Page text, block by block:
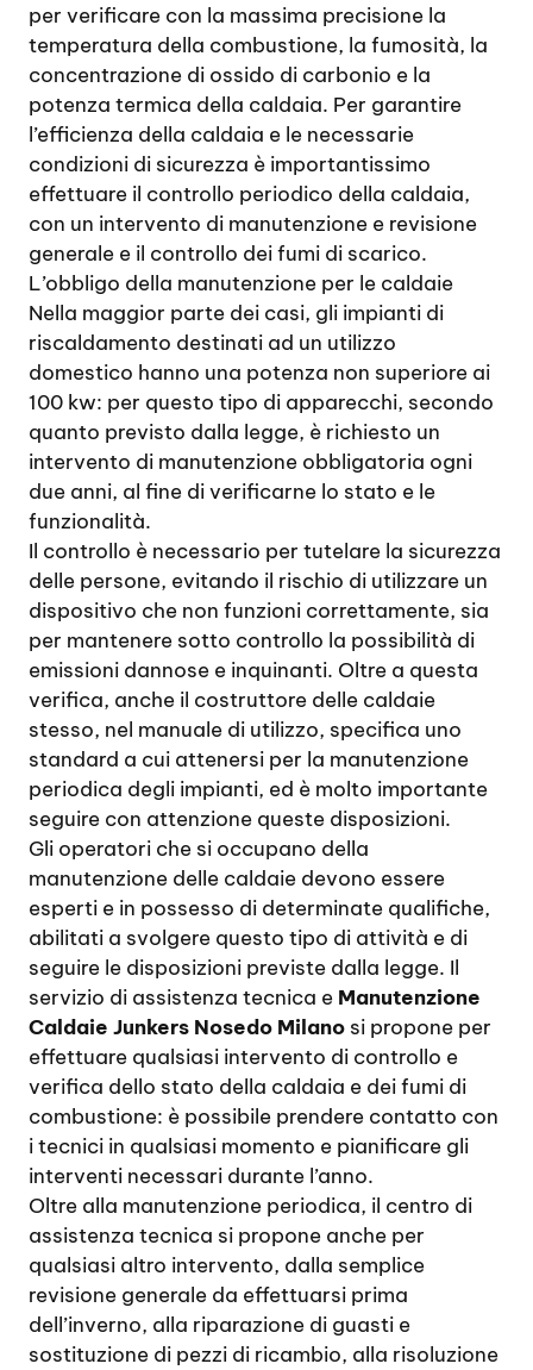
per verificare con la massima precisione la
temperatura della combustione, la fumosità, la
concentrazione di ossido di carbonio e la
potenza termica della caldaia. Per garantire
l’efficienza della caldaia e le necessarie
condizioni di sicurezza è importantissimo
effettuare il controllo periodico della caldaia,
con un intervento di manutenzione e revisione
generale e il controllo dei fumi di scarico.
L’obbligo della manutenzione per le caldaie
Nella maggior parte dei casi, gli impianti di
riscaldamento destinati ad un utilizzo
domestico hanno una potenza non superiore ai
100 kw: per questo tipo di apparecchi, secondo
quanto previsto dalla legge, è richiesto un
intervento di manutenzione obbligatoria ogni
due anni, al fine di verificarne lo stato e le
funzionalità.
Il controllo è necessario per tutelare la sicurezza
delle persone, evitando il rischio di utilizzare un
dispositivo che non funzioni correttamente, sia
per mantenere sotto controllo la possibilità di
emissioni dannose e inquinanti. Oltre a questa
verifica, anche il costruttore delle caldaie
stesso, nel manuale di utilizzo, specifica uno
standard a cui attenersi per la manutenzione
periodica degli impianti, ed è molto importante
seguire con attenzione queste disposizioni.
Gli operatori che si occupano della
manutenzione delle caldaie devono essere
esperti e in possesso di determinate qualifiche,
abilitati a svolgere questo tipo di attività e di
seguire le disposizioni previste dalla legge. Il
servizio di assistenza tecnica e Manutenzione
Caldaie Junkers Nosedo Milano si propone per
effettuare qualsiasi intervento di controllo e
verifica dello stato della caldaia e dei fumi di
combustione: è possibile prendere contatto con
i tecnici in qualsiasi momento e pianificare gli
interventi necessari durante l’anno.
Oltre alla manutenzione periodica, il centro di
assistenza tecnica si propone anche per
qualsiasi altro intervento, dalla semplice
revisione generale da effettuarsi prima
dell’inverno, alla riparazione di guasti e
sostituzione di pezzi di ricambio, alla risoluzione